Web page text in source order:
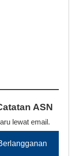
ASN
lewat email.